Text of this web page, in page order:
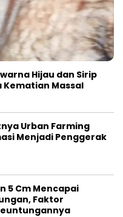
Hijau dan Sirip
Kematian Massal
Urban Farming
Menjadi Penggerak
5 Cm Mencapai
Faktor